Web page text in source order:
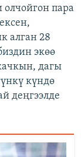
пара
алган 28
экөө
дагы
күндө
деңгээлде